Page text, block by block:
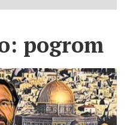
pogrom